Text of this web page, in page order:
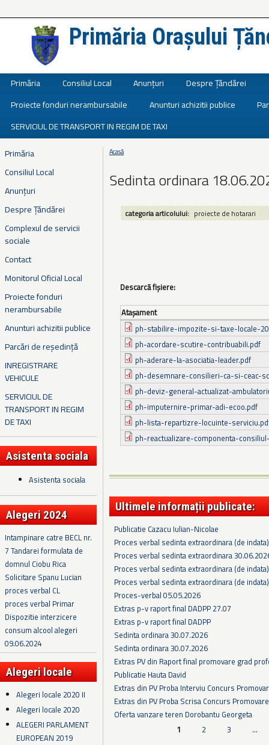
Primăria Orașului
Primăria Consiliul Local Anunțuri Despre Țăndărei
Proiecte fonduri nerambursabile
Anunturi achizitii publice
SERVICIUL DE TRANSPORT IN REGIM DE TAXI
Primăria
Consiliul Local
Anunțuri
Despre Țăndărei
Complexul de servicii
sociale
Contact
Monitorul Oficial Local
Proiecte fonduri
nerambursabile
Anunturi achizitii publice
Parcări de reședință
INREGISTRARE
VEHICULE
SERVICIUL DE
TRANSPORT IN REGIM
DE TAXI
Asistenta sociala
Asistenta sociala
Alegeri 2024
Intampinare catre BECL nr.
7 Tandarei formulata de
domnul Ciobu Rica
Solicitare Spanu Lucian
proces verbal CL
proces verbal Primar
Dispozitie interzicere
consum alcool alegeri
09.06.2024
Alegeri locale
Alegeri locale 2020 II
Alegeri locale 2020
ALEGERI PARLAMENT
EUROPEAN 2019
Eşti aici
Acasă
Sedinta ordinara
categoria articolului: proiecte de hotarari
Descarcă fișiere:
Ataşament
ph-stabilire-impozite-si-taxe-locale-
ph-acordare-scutire-contribuabili.pdf
ph-aderare-la-asociatia-leader.pdf
ph-desemnare-consilieri-ca-si-ceac-
ph-deviz-general-actualizat-
ph-imputernire-primar-adi-ecoo.pdf
ph-lista-repartizre-locuinte-
ph-reactualizare-componenta-
Ultimele informații publicate:
Publicatie Cazacu Iulian-Nicolae
Proces verbal sedinta extraordinara (de
Proces verbal sedinta extraordinara
Proces verbal sedinta extraordinara (de
Proces verbal sedinta extraordinara (de
Proces-verbal 05.05.2026
Extras p-v raport final DADPP 27.07
Extras p-v raport final DADPP
Sedinta ordinara 30.07.2026
Sedinta ordinara 30.07.2026
Extras PV din Raport final promovare grad
Publicatie Hauta David
Extras din PV Proba Interviu Concurs
Extras din PV Proba Scrisa Concurs
Oferta vanzare teren Dorobantu Georgeta
1 2 3 …